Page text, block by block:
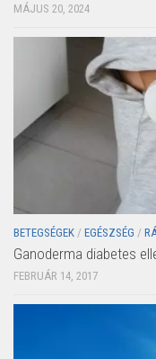
MÁJUS 20, 2024
BETEGSÉGEK / EGÉSZSÉG /
Ganoderma diabetes
FEBRUÁR 14, 2017